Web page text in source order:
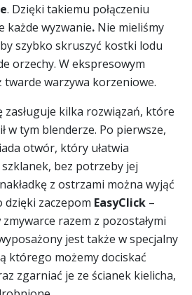
. Dzięki takiemu połączeniu
każde wyzwanie. Nie mieliśmy
szybko skruszyć kostki lodu
orzechy. W ekspresowym
warzywa korzeniowe.
zasługuje kilka rozwiązań, które
w tym blenderze. Po pierwsze,
otwór, który ułatwia
bez potrzeby jej
z ostrzami można wyjąć
dzięki zaczepom EasyClick –
razem z pozostałymi
jest także w specjalny
którego możemy dociskać
zgarniać je ze ścianek kielicha,